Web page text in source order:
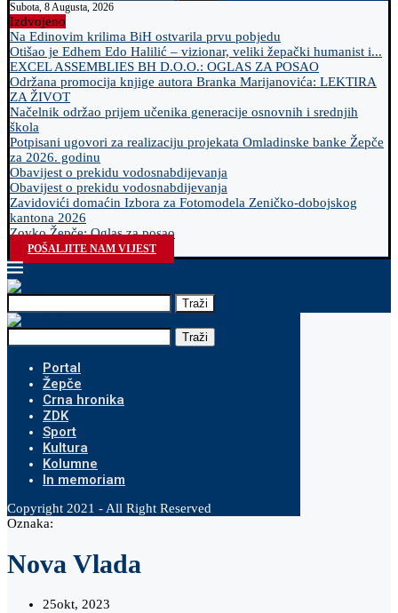
Subota, 8 Augusta, 2026
Izdvojeno
Na Edinovim krilima BiH ostvarila prvu pobjedu
Otišao je Edhem Edo Halilić – vizionar, veliki žepački humanist i...
EXCEL ASSEMBLIES BH D.O.O.: OGLAS ZA POSAO
Održana promocija knjige autora Branka Marijanovića: LEKTIRA
ZA ŽIVOT
Načelnik održao prijem učenika generacije osnovnih i srednjih
škola
Potpisani ugovori za realizaciju projekata Omladinske banke Žepče
za 2026. godinu
Obavijest o prekidu vodosnabdijevanja
Obavijest o prekidu vodosnabdijevanja
Zavidovići domaćin Izbora za Fotomodela Zeničko-dobojskog
kantona 2026
Zovko Žepče: Oglas za posao
POŠALJITE NAM VIJEST
Traži
Traži
Portal
Žepče
Crna hronika
ZDK
Sport
Kultura
Kolumne
In memoriam
Copyright 2021 - All Right Reserved
Oznaka:
Nova Vlada
25okt, 2023